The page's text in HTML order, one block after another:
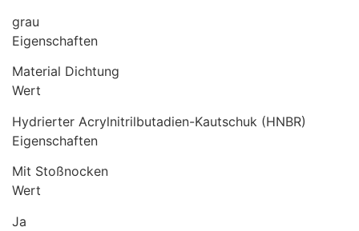
grau
Eigenschaften
Material Dichtung
Wert
Hydrierter Acrylnitrilbutadien-Kautschuk (HNBR)
Eigenschaften
Mit Stoßnocken
Wert
Ja